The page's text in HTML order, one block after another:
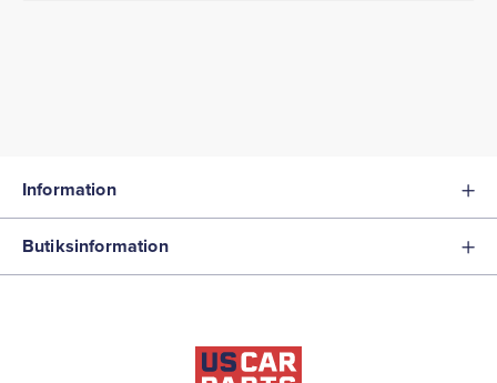
Information
Butiksinformation